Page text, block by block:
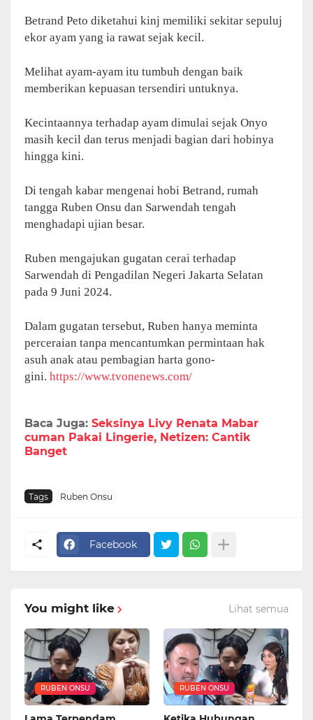
Betrand Peto diketahui kinj memiliki sekitar sepuluj
ekor ayam yang ia rawat sejak kecil.
Melihat ayam-ayam itu tumbuh dengan baik
memberikan kepuasan tersendiri untuknya.
Kecintaannya terhadap ayam dimulai sejak Onyo
masih kecil dan terus menjadi bagian dari hobinya
hingga kini.
Di tengah kabar mengenai hobi Betrand, rumah
tangga Ruben Onsu dan Sarwendah tengah
menghadapi ujian besar.
Ruben mengajukan gugatan cerai terhadap
Sarwendah di Pengadilan Negeri Jakarta Selatan
pada 9 Juni 2024.
Dalam gugatan tersebut, Ruben hanya meminta
perceraian tanpa mencantumkan permintaan hak
asuh anak atau pembagian harta gono-
gini. https://www.tvonenews.com/
Baca Juga: Seksinya Livy Renata Mabar
cuman Pakai Lingerie, Netizen: Cantik
Banget
Tags Ruben Onsu
Facebook
You might like Lihat semua
RUBEN ONSU RUBEN ONSU